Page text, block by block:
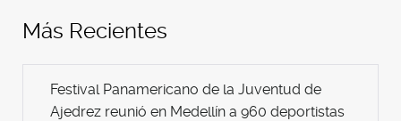
Más Recientes
Festival Panamericano de la Juventud de
Ajedrez reunió en Medellín a 960 deportistas